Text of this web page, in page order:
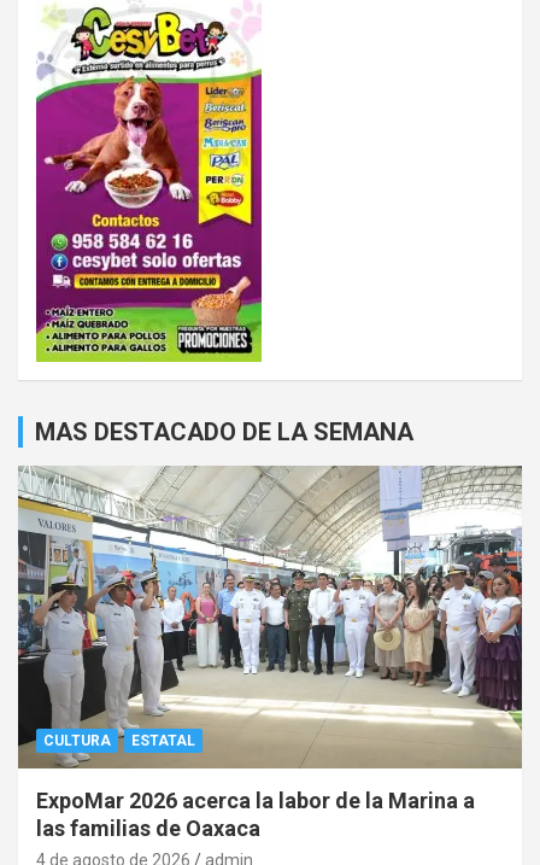
MAS DESTACADO DE LA SEMANA
CULTURA ESTATAL
ExpoMar 2026 acerca la labor de la Marina a
las familias de Oaxaca
4 de agosto de 2026 admin